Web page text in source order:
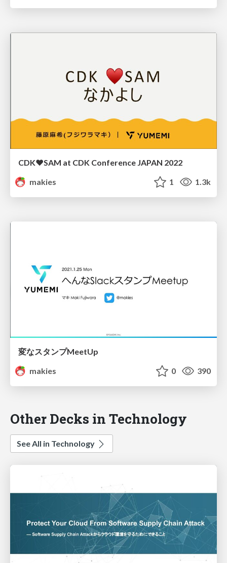
CDK❤SAM at CDK Conference JAPAN 2022
makies
1 1.3k
変なスタンプMeetUp
makies
0 390
Other Decks in Technology
See All in Technology